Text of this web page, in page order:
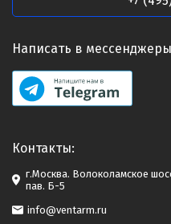
Написать в
Контакты:
г.Москва. Волоколамское
пав. Б-5
info@ventarm.ru